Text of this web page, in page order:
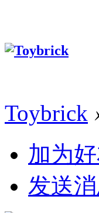
Toybrick
加为
发送